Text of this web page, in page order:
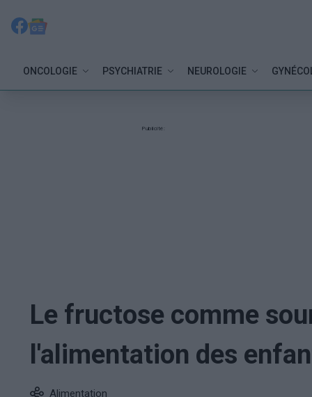
ONCOLOGIE PSYCHIATRIE NEUROLOGIE
Publicité:
Le fructose comme
l'alimentation des
Alimentation